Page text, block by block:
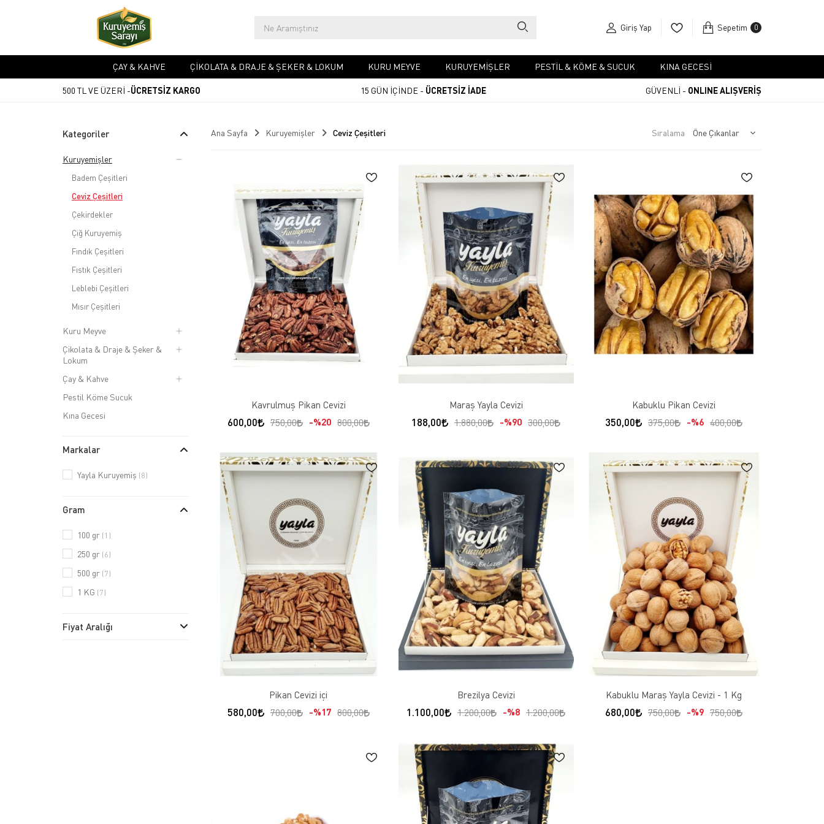
Giriş Yap Sepetim 0
ÇAY & KAHVE ÇIKOLATA & DRAJE & ŞEKER & LOKUM KURU MEYVE KURUYEMIŞLER PESTIL & KÖME & SUCUK KINA GECESI
500 TL VE ÜZERİ -ÜCRETSİZ KARGO 15 GÜN İÇİNDE - ÜCRETSİZ İADE GÜVENLİ - ONLINE ALIŞVERİŞ
Kategoriler
Kuruyemişler
Badem Çeşitleri
Ceviz Çeşitleri
Çekirdekler
Çiğ Kuruyemiş
Fındık Çeşitleri
Fıstık Çeşitleri
Leblebi Çeşitleri
Mısır Çeşitleri
Kuru Meyve
Çikolata & Draje & Şeker &
Lokum
Çay & Kahve
Pestil Köme Sucuk
Kına Gecesi
Markalar
Yayla Kuruyemiş (8)
Gram
100 gr (1)
250 gr (6)
500 gr (7)
1 KG (7)
Fiyat Aralığı
Ana Sayfa Kuruyemişler Ceviz Çeşitleri Sıralama
Kavrulmuş Pikan Cevizi
600,00 750,00 %20 800,00
Maraş Yayla Cevizi
188,00 1.880,00 %90 300,00
Kabuklu Pikan Cevizi
350,00 375,00 %6 400,00
Pikan Cevizi içi
580,00 700,00 %17 800,00
Brezilya Cevizi
1.100,00 1.200,00 %8 1.200,00
Kabuklu Maraş Yayla Cevizi - 1 Kg
680,00 750,00 %9 750,00